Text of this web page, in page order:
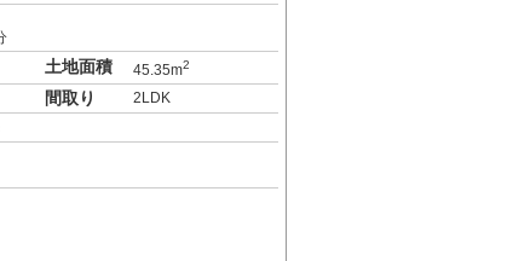
土地面積 45.35m2
間取り 2LDK